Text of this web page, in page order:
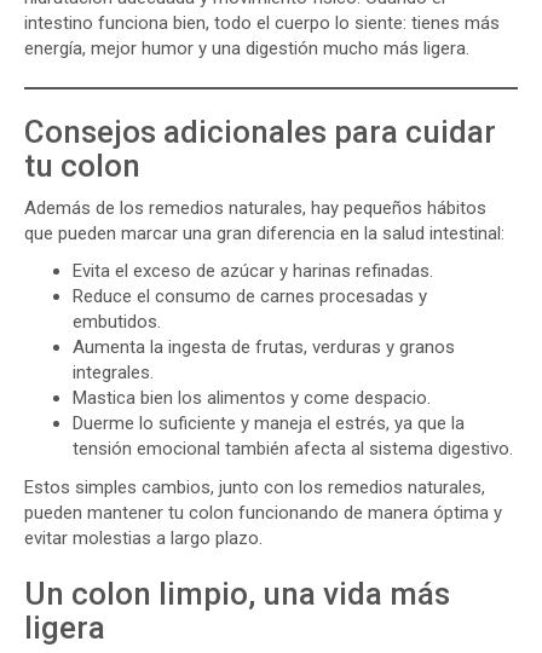
intestino funciona bien, todo el cuerpo lo siente: tienes más
energía, mejor humor y una digestión mucho más ligera.
Consejos adicionales para cuidar
tu colon
Además de los remedios naturales, hay pequeños hábitos
que pueden marcar una gran diferencia en la salud intestinal:
Evita el exceso de azúcar y harinas refinadas.
Reduce el consumo de carnes procesadas y
embutidos.
Aumenta la ingesta de frutas, verduras y granos
integrales.
Mastica bien los alimentos y come despacio.
Duerme lo suficiente y maneja el estrés, ya que la
tensión emocional también afecta al sistema digestivo.
Estos simples cambios, junto con los remedios naturales,
pueden mantener tu colon funcionando de manera óptima y
evitar molestias a largo plazo.
Un colon limpio, una vida más
ligera